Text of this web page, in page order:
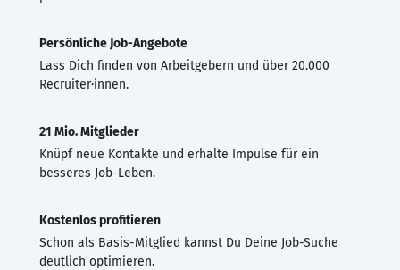
Persönliche Job-Angebote
Lass Dich finden von Arbeitgebern und über 20.000
Recruiter·innen.
21 Mio. Mitglieder
Knüpf neue Kontakte und erhalte Impulse für ein
besseres Job-Leben.
Kostenlos profitieren
Schon als Basis-Mitglied kannst Du Deine Job-Suche
deutlich optimieren.